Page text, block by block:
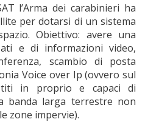
l’Arma dei carabinieri ha
per dotarsi di un sistema
Obiettivo: avere una
e di informazioni video,
scambio di posta
Voice over Ip (ovvero sul
in proprio e capaci di
banda larga terrestre non
zone impervie).